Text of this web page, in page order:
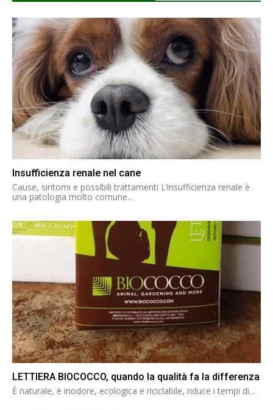
Insufficienza renale nel cane
Cause, sintomi e possibili trattamenti L’insufficienza renale è
una patologia molto comune...
LETTIERA BIOCOCCO, quando la qualità fa la differenza
È naturale, è inodore, ecologica e riciclabile, riduce i tempi di...